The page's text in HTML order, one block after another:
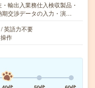
輸出入業務仕入検収製品・
期交渉データの入力・演…
英語力不要
作